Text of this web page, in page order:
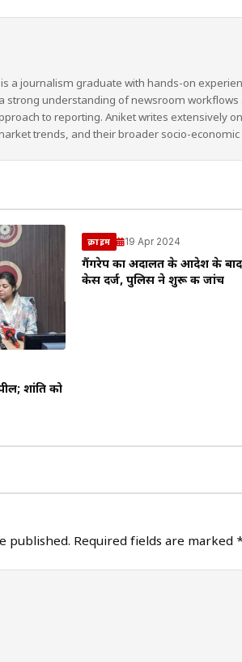
a journalism graduate with hands-on
strong understanding of newsroom
to reporting. Aniket writes extensively
trends, and their broader socio-economic
शांति को
क्राइम 19 Apr 2024
गैंगरेप का अदालत के आदेश के बाद
केस दर्ज, पुलिस ने शुरू की जांच
published. Required fields are marked